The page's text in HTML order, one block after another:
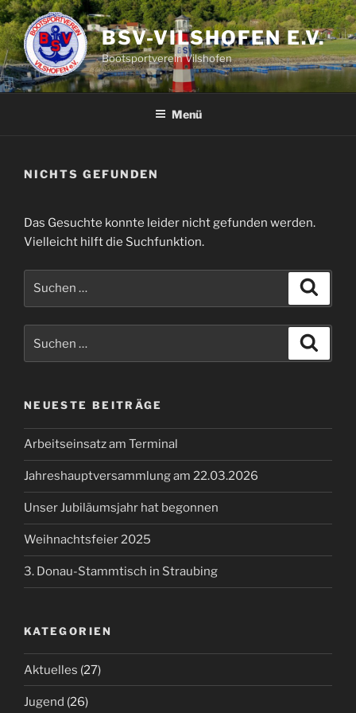
Zum
Inhalt
springen
BSV-VILSHOFEN E.V.
Bootsportverein Vilshofen
Menü
NICHTS GEFUNDEN
Das Gesuchte konnte leider nicht gefunden werden.
Vielleicht hilft die Suchfunktion.
nach:
NEUESTE BEITRÄGE
Arbeitseinsatz am Terminal
Jahreshauptversammlung am 22.03.2026
Unser Jubiläumsjahr hat begonnen
Weihnachtsfeier 2025
3. Donau-Stammtisch in Straubing
KATEGORIEN
Aktuelles (27)
Jugend (26)